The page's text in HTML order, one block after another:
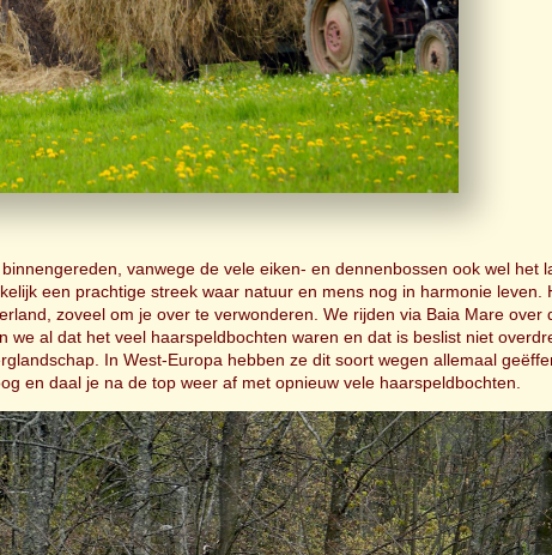
vanwege de vele eiken- en dennenbossen ook wel het
een prachtige streek waar natuur en mens nog in harmonie leven.
zoveel om je over te verwonderen. We rijden via Baia Mare over
al dat het veel haarspeldbochten waren en dat is beslist niet
In West-Europa hebben ze dit soort wegen allemaal
en daal je na de top weer af met opnieuw vele haarspeldbochten.